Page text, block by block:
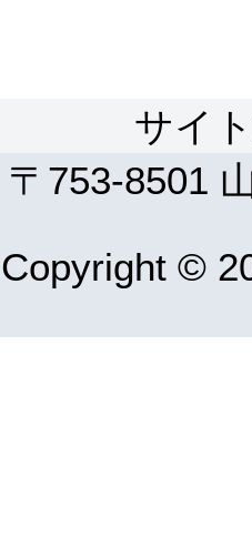
サイ
〒753-8501
Copyright ©